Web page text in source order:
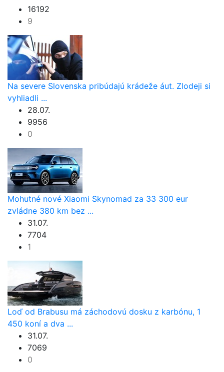
16192
9
Na severe Slovenska pribúdajú krádeže áut. Zlodeji si
vyhliadli ...
28.07.
9956
0
Mohutné nové Xiaomi Skynomad za 33 300 eur
zvládne 380 km bez ...
31.07.
7704
1
Loď od Brabusu má záchodovú dosku z karbónu, 1
450 koní a dva ...
31.07.
7069
0